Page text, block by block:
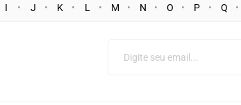
I J K L M N O P Q